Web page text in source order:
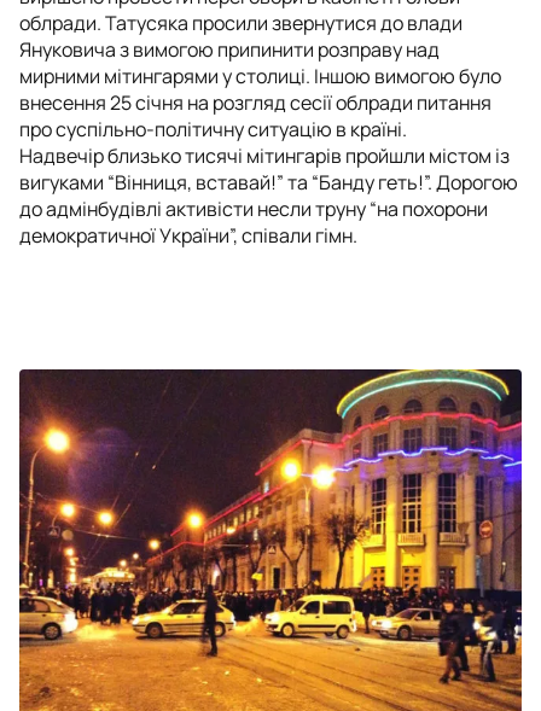
облради. Татусяка просили звернутися до влади
Януковича з вимогою припинити розправу над
мирними мітингарями у столиці. Іншою вимогою було
внесення 25 січня на розгляд сесії облради питання
про суспільно-політичну ситуацію в країні.
Надвечір близько тисячі мітингарів пройшли містом із
вигуками “Вінниця, вставай!” та “Банду геть!”. Дорогою
до адмінбудівлі активісти несли труну “на похорони
демократичної України”, співали гімн.